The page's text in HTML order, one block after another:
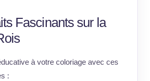
Fascinants sur la
à votre coloriage avec ces
: